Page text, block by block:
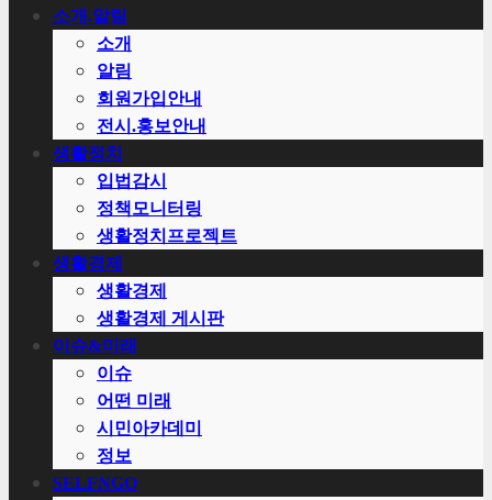
Menu소개.알림
소개
알림
회원가입안내
전시.홍보안내
생활정치
입법감시
정책모니터링
생활정치프로젝트
생활경제
생활경제
생활경제 게시판
이슈&미래
이슈
어떤 미래
시민아카데미
정보
SELFNGO